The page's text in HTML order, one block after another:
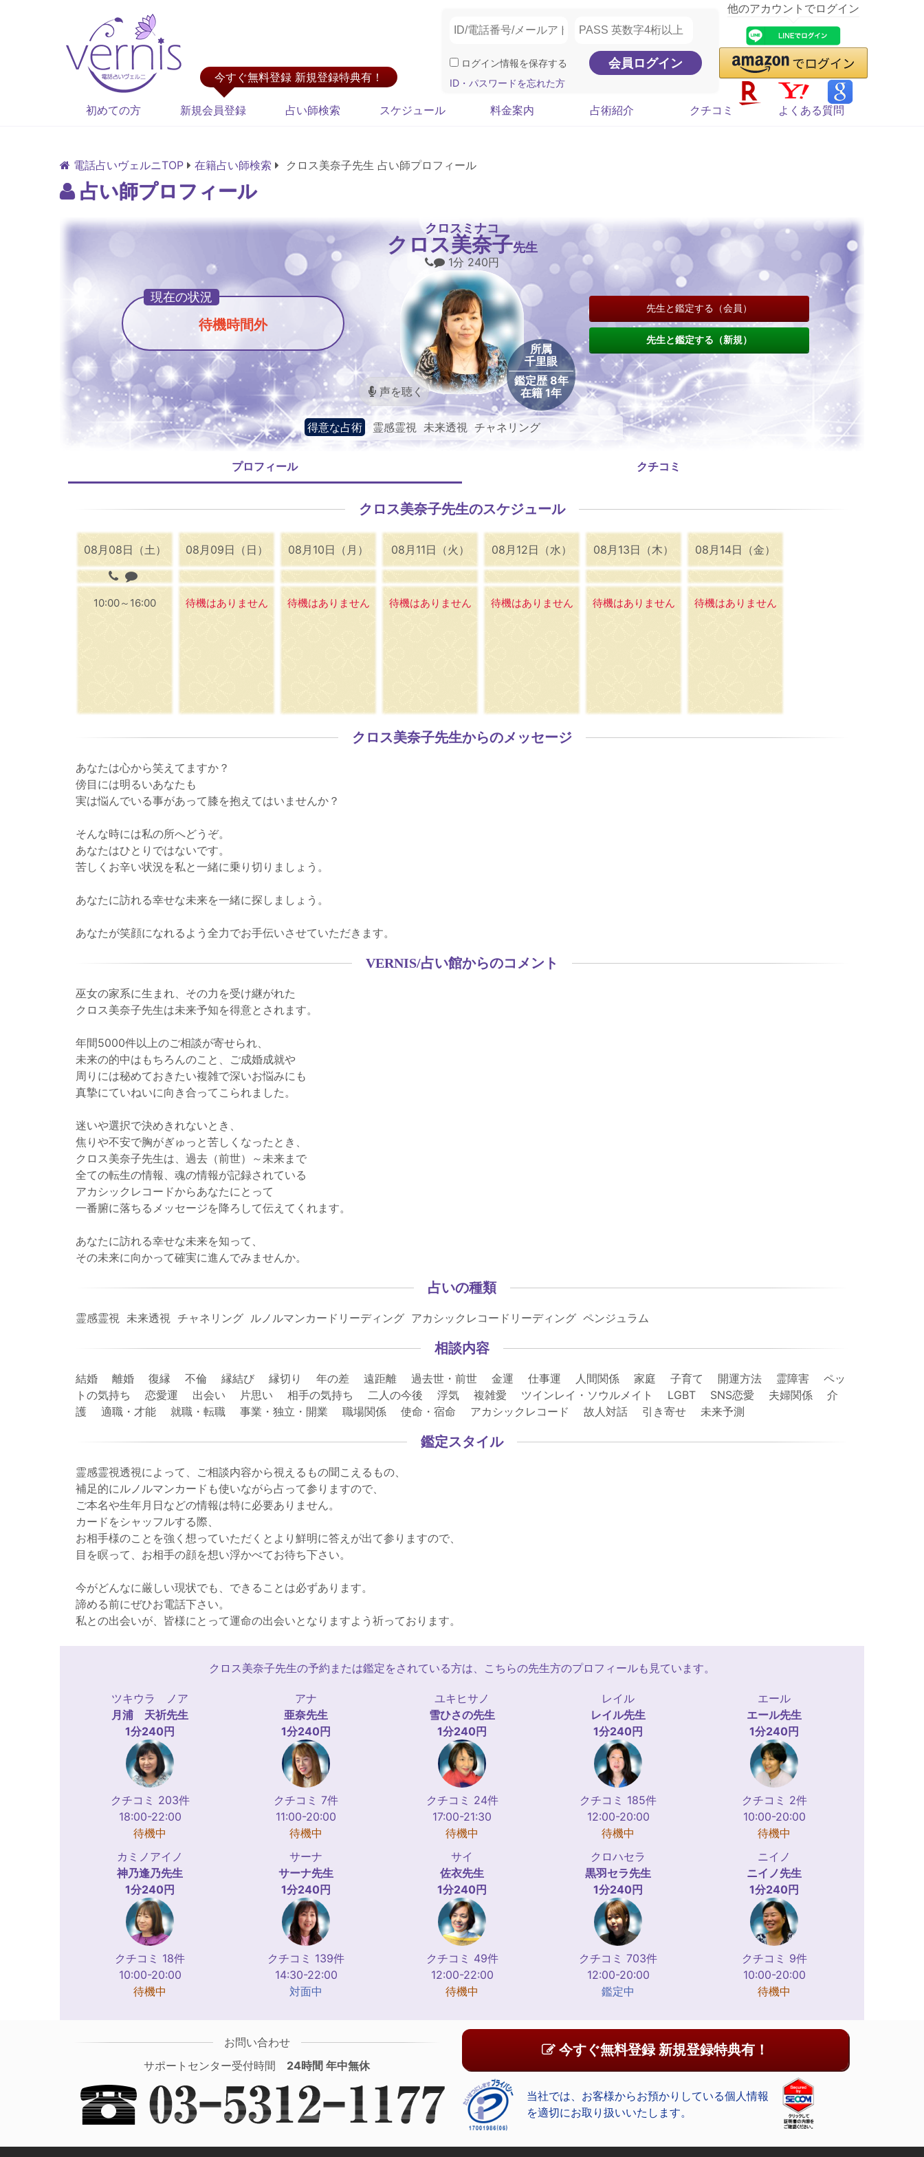
今すぐ無料登録 新規登録特典有！
ログイン情報を保存する
ID・パスワードを忘れた方
他のアカウントでログイン
初めての方 新規会員登録 占い師検索 スケジュール 料金案内 占術紹介 クチコミ よくある質問
電話占いヴェルニTOP 在籍占い師検索 クロス美奈子先生 占い師プロフィール
占い師プロフィール
クロスミナコ
クロス美奈子先生
声を聴く
所属
千里眼
鑑定歴 8年
在籍 1年
得意な占術 霊感霊視 未来透視 チャネリング
1分 240円
待機時間外
先生と鑑定する（会員）
先生と鑑定する（新規）
プロフィール クチコミ
クロス美奈子先生のスケジュール
08月08日（土）
10:00～16:00
08月09日（日）
待機はありません
08月10日（月）
待機はありません
08月11日（火）
待機はありません
08月12日（水）
待機はありません
08月13日（木）
待機はありません
08月14日（金）
待機はありません
クロス美奈子先生からのメッセージ
あなたは心から笑えてますか？
傍目には明るいあなたも
実は悩んでいる事があって膝を抱えてはいませんか？
そんな時には私の所へどうぞ。
あなたはひとりではないです。
苦しくお辛い状況を私と一緒に乗り切りましょう。
あなたに訪れる幸せな未来を一緒に探しましょう。
あなたが笑顔になれるよう全力でお手伝いさせていただきます。
VERNIS/占い館からのコメント
巫女の家系に生まれ、その力を受け継がれた
クロス美奈子先生は未来予知を得意とされます。
年間5000件以上のご相談が寄せられ、
未来の的中はもちろんのこと、ご成婚成就や
周りには秘めておきたい複雑で深いお悩みにも
真摯にていねいに向き合ってこられました。
迷いや選択で決めきれないとき、
焦りや不安で胸がぎゅっと苦しくなったとき、
クロス美奈子先生は、過去（前世）～未来まで
全ての転生の情報、魂の情報が記録されている
アカシックレコードからあなたにとって
一番腑に落ちるメッセージを降ろして伝えてくれます。
あなたに訪れる幸せな未来を知って、
その未来に向かって確実に進んでみませんか。
占いの種類
霊感霊視 未来透視 チャネリング ルノルマンカードリーディング アカシックレコードリーディング ペンジュラム
相談内容
結婚 離婚 復縁 不倫 縁結び 縁切り 年の差 遠距離 過去世・前世 金運 仕事運 人間関係 家庭 子育て 開運方法 霊障害 ペッ
トの気持ち 恋愛運 出会い 片思い 相手の気持ち 二人の今後 浮気 複雑愛 ツインレイ・ソウルメイト LGBT SNS恋愛 夫婦関係 介
護 適職・才能 就職・転職 事業・独立・開業 職場関係 使命・宿命 アカシックレコード 故人対話 引き寄せ 未来予測
鑑定スタイル
霊感霊視透視によって、ご相談内容から視えるもの聞こえるもの、
補足的にルノルマンカードも使いながら占って参りますので、
ご本名や生年月日などの情報は特に必要ありません。
カードをシャッフルする際、
お相手様のことを強く想っていただくとより鮮明に答えが出て参りますので、
目を瞑って、お相手の顔を想い浮かべてお待ち下さい。
今がどんなに厳しい現状でも、できることは必ずあります。
諦める前にぜひお電話下さい。
私との出会いが、皆様にとって運命の出会いとなりますよう祈っております。
クロス美奈子先生の予約または鑑定をされている方は、こちらの先生方のプロフィールも見ています。
ツキウラ ノア
月浦 天祈先生
1分240円
クチコミ 203件
18:00-22:00
待機中
アナ
亜奈先生
1分240円
クチコミ 7件
11:00-20:00
待機中
ユキヒサノ
雪ひさの先生
1分240円
クチコミ 24件
17:00-21:30
待機中
レイル
レイル先生
1分240円
クチコミ 185件
12:00-20:00
待機中
エール
エール先生
1分240円
クチコミ 2件
10:00-20:00
待機中
カミノアイノ
神乃逢乃先生
1分240円
クチコミ 18件
10:00-20:00
待機中
サーナ
サーナ先生
1分240円
クチコミ 139件
14:30-22:00
対面中
サイ
佐衣先生
1分240円
クチコミ 49件
12:00-22:00
待機中
クロハセラ
黒羽セラ先生
1分240円
クチコミ 703件
12:00-20:00
鑑定中
ニイノ
ニイノ先生
1分240円
クチコミ 9件
10:00-20:00
待機中
お問い合わせ
サポートセンター受付時間 24時間 年中無休
今すぐ無料登録 新規登録特典有！
当社では、お客様からお預かりしている個人情報
を適切にお取り扱いいたします。